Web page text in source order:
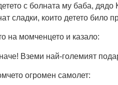
с болната му баба,
сладки, които детето било
на момченцето и казало:
Вземи най-големият
огромен самолет: